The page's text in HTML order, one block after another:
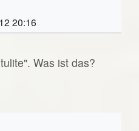
20:16
Was ist das?